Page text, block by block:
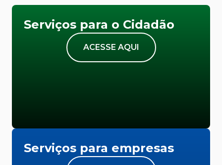
Serviços para o Cidadão
ACESSE AQUI
Serviços para empresas